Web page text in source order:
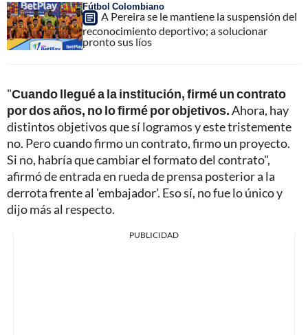
Fútbol Colombiano
A Pereira se le mantiene la suspensión del
reconocimiento deportivo; a solucionar
pronto sus líos
"Cuando llegué a la institución, firmé un contrato
por dos años, no lo firmé por objetivos.Ahora, hay
distintos objetivos que sí logramos y este tristemente
no. Pero cuando firmo un contrato, firmo un proyecto.
Si no, habría que cambiar el formato del contrato",
afirmó de entrada en rueda de prensa posterior a la
derrota frente al 'embajador'. Eso sí, no fue lo único y
dijo más al respecto.
PUBLICIDAD